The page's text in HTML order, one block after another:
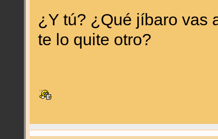
¿Y tú? ¿Qué jíbaro vas
te lo quite otro?